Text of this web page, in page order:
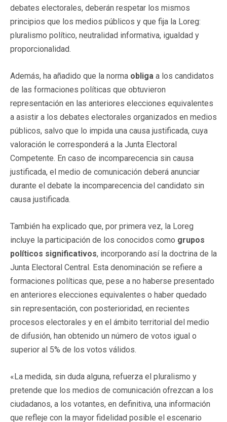
debates electorales, deberán respetar los mismos
principios que los medios públicos y que fija la Loreg:
pluralismo político, neutralidad informativa, igualdad y
proporcionalidad.
Además, ha añadido que la norma obliga a los candidatos
de las formaciones políticas que obtuvieron
representación en las anteriores elecciones equivalentes
a asistir a los debates electorales organizados en medios
públicos, salvo que lo impida una causa justificada, cuya
valoración le corresponderá a la Junta Electoral
Competente. En caso de incomparecencia sin causa
justificada, el medio de comunicación deberá anunciar
durante el debate la incomparecencia del candidato sin
causa justificada.
También ha explicado que, por primera vez, la Loreg
incluye la participación de los conocidos como grupos
políticos significativos, incorporando así la doctrina de la
Junta Electoral Central. Esta denominación se refiere a
formaciones políticas que, pese a no haberse presentado
en anteriores elecciones equivalentes o haber quedado
sin representación, con posterioridad, en recientes
procesos electorales y en el ámbito territorial del medio
de difusión, han obtenido un número de votos igual o
superior al 5% de los votos válidos.
«La medida, sin duda alguna, refuerza el pluralismo y
pretende que los medios de comunicación ofrezcan a los
ciudadanos, a los votantes, en definitiva, una información
que refleje con la mayor fidelidad posible el escenario